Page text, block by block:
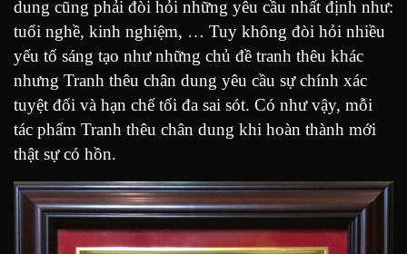
dung cũng phải đòi hỏi những yêu cầu nhất định như:
tuổi nghề, kinh nghiệm, … Tuy không đòi hỏi nhiều
yếu tố sáng tạo như những chủ đề tranh thêu khác
nhưng Tranh thêu chân dung yêu cầu sự chính xác
tuyệt đối và hạn chế tối đa sai sót. Có như vậy, mỗi
tác phẩm Tranh thêu chân dung khi hoàn thành mới
thật sự có hồn.